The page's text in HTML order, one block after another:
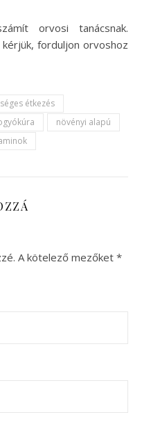
orvosi tanácsnak.
forduljon orvoshoz
étkezés
növényi alapú
A kötelező mezőket *